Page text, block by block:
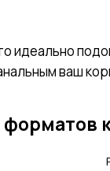
идеально
ваш